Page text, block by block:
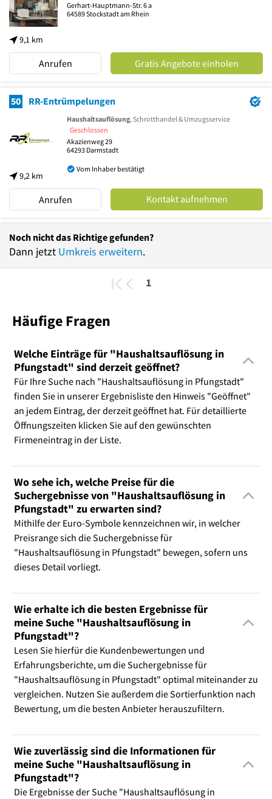
9,1 km
Gerhart-Hauptmann-Str. 6 a
64589Stockstadt am Rhein
Anrufen Gratis Angebote einholen
50 RR-Entrümpelungen
9,2 km
Haushaltsauflösung, Schrotthandel & Umzugsservice
Geschlossen
Akazienweg 29
64293 Darmstadt
Vom Inhaber bestätigt
Anrufen Kontakt aufnehmen
Noch nicht das Richtige gefunden?
Dann jetzt Umkreis erweitern.
1
Häufige Fragen
Welche Einträge für "Haushaltsauflösung in
Pfungstadt" sind derzeit geöffnet?
Für Ihre Suche nach "Haushaltsauflösung in Pfungstadt"
finden Sie in unserer Ergebnisliste den Hinweis "Geöffnet"
an jedem Eintrag, der derzeit geöffnet hat. Für detaillierte
Öffnungszeiten klicken Sie auf den gewünschten
Firmeneintrag in der Liste.
Wo sehe ich, welche Preise für die
Suchergebnisse von "Haushaltsauflösung in
Pfungstadt" zu erwarten sind?
Mithilfe der Euro-Symbole kennzeichnen wir, in welcher
Preisrange sich die Suchergebnisse für
"Haushaltsauflösung in Pfungstadt" bewegen, sofern uns
dieses Detail vorliegt.
Wie erhalte ich die besten Ergebnisse für
meine Suche "Haushaltsauflösung in
Pfungstadt"?
Lesen Sie hierfür die Kundenbewertungen und
Erfahrungsberichte, um die Suchergebnisse für
"Haushaltsauflösung in Pfungstadt" optimal miteinander zu
vergleichen. Nutzen Sie außerdem die Sortierfunktion nach
Bewertung, um die besten Anbieter herauszufiltern.
Wie zuverlässig sind die Informationen für
meine Suche "Haushaltsauflösung in
Pfungstadt"?
Die Ergebnisse der Suche "Haushaltsauflösung in